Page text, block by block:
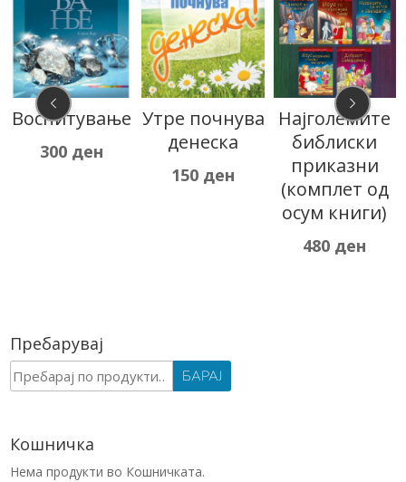
Воспитување
300 ден
Утре почнува
денеска
150 ден
Најголемите
библиски
приказни
(комплет од
осум книги)
480 ден
Пребарувај
Барај
за:
БАРАЈ
Кошничка
Нема продукти во Кошничката.